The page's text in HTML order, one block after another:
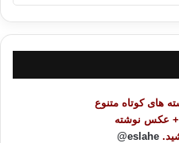
های کوتاه متنوع
عکس نوشته
eslahe@